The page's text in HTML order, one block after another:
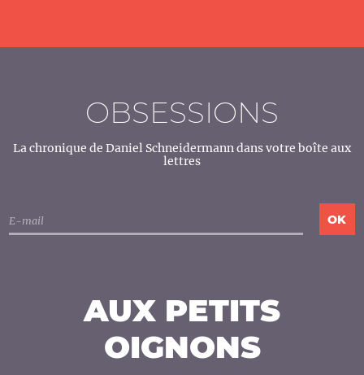
OBSESSIONS
La chronique de Daniel Schneidermann dans votre boîte aux
lettres
AUX PETITS
OIGNONS